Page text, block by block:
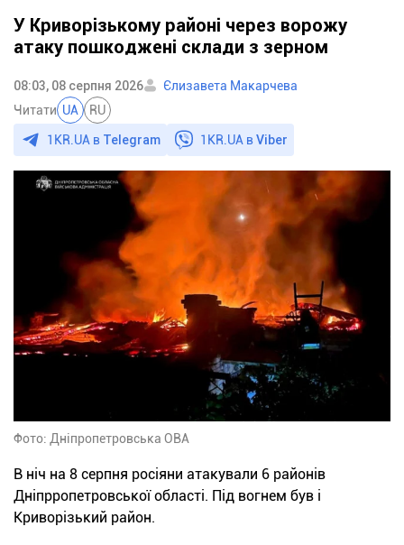
У Криворізькому районі через ворожу
атаку пошкоджені склади з зерном
08:03, 08 серпня 2026
Єлизавета Макарчева
Читати UA RU
1KR.UA в Telegram 1KR.UA вViber
Фото: Дніпропетровська ОВА
В ніч на 8 серпня росіяни атакували 6 районів
Дніпрропетровської області. Під вогнем був і
Криворізький район.